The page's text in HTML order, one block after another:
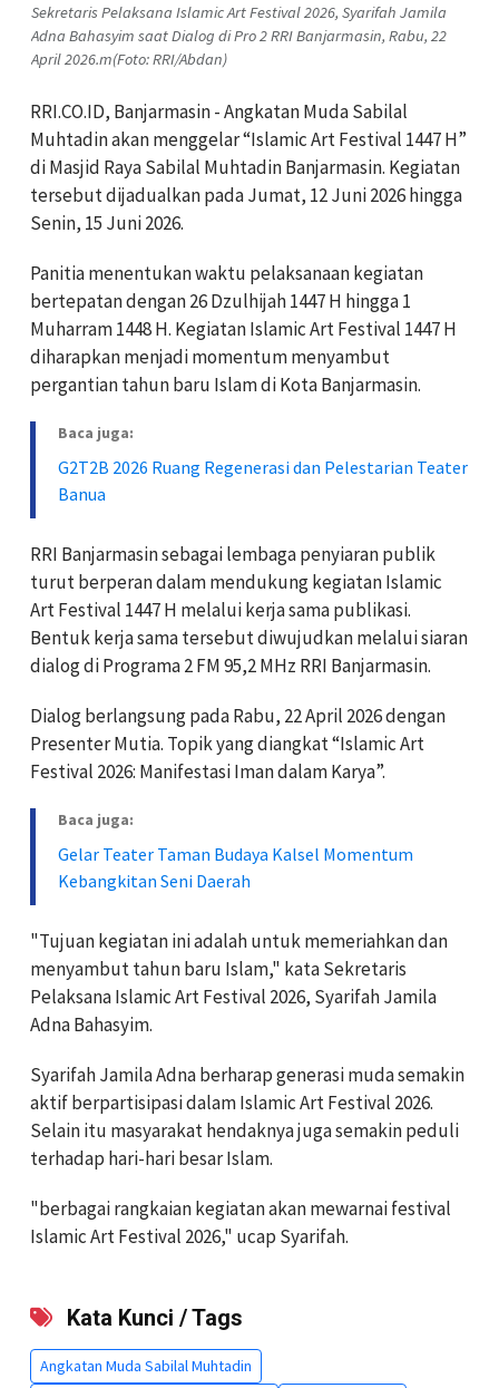
Sekretaris Pelaksana Islamic Art Festival 2026, Syarifah Jamila
Adna Bahasyim saat Dialog di Pro 2 RRI Banjarmasin, Rabu, 22
April 2026.m(Foto: RRI/Abdan)
RRI.CO.ID, Banjarmasin - Angkatan Muda Sabilal
Muhtadin akan menggelar “Islamic Art Festival 1447 H”
di Masjid Raya Sabilal Muhtadin Banjarmasin. Kegiatan
tersebut dijadualkan pada Jumat, 12 Juni 2026 hingga
Senin, 15 Juni 2026.
Panitia menentukan waktu pelaksanaan kegiatan
bertepatan dengan 26 Dzulhijah 1447 H hingga 1
Muharram 1448 H. Kegiatan Islamic Art Festival 1447 H
diharapkan menjadi momentum menyambut
pergantian tahun baru Islam di Kota Banjarmasin.
Baca juga:
G2T2B 2026 Ruang Regenerasi dan Pelestarian Teater
Banua
RRI Banjarmasin sebagai lembaga penyiaran publik
turut berperan dalam mendukung kegiatan Islamic
Art Festival 1447 H melalui kerja sama publikasi.
Bentuk kerja sama tersebut diwujudkan melalui siaran
dialog di Programa 2 FM 95,2 MHz RRI Banjarmasin.
Dialog berlangsung pada Rabu, 22 April 2026 dengan
Presenter Mutia. Topik yang diangkat “Islamic Art
Festival 2026: Manifestasi Iman dalam Karya”.
Baca juga:
Gelar Teater Taman Budaya Kalsel Momentum
Kebangkitan Seni Daerah
"Tujuan kegiatan ini adalah untuk memeriahkan dan
menyambut tahun baru Islam," kata Sekretaris
Pelaksana Islamic Art Festival 2026, Syarifah Jamila
Adna Bahasyim.
Syarifah Jamila Adna berharap generasi muda semakin
aktif berpartisipasi dalam Islamic Art Festival 2026.
Selain itu masyarakat hendaknya juga semakin peduli
terhadap hari-hari besar Islam.
"berbagai rangkaian kegiatan akan mewarnai festival
Islamic Art Festival 2026," ucap Syarifah.
Kata Kunci / Tags
Angkatan Muda Sabilal Muhtadin